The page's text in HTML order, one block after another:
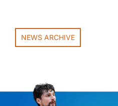
NEWS ARCHIVE